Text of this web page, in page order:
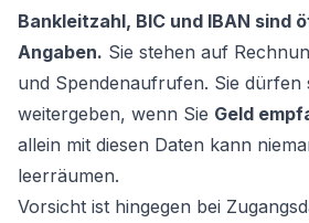
Bankleitzahl, BIC und IBAN sind
Angaben. Sie stehen auf
und Spendenaufrufen. Sie dürfen
weitergeben, wenn Sie Geld
allein mit diesen Daten kann
leerräumen.
Vorsicht ist hingegen bei